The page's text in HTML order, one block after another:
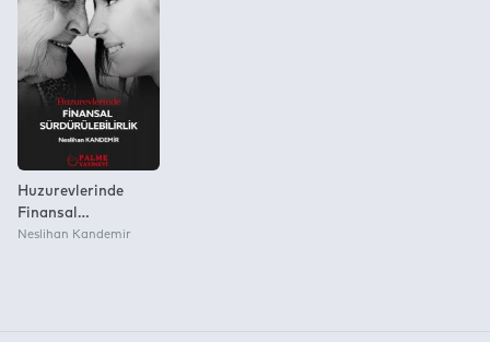
Huzurevlerinde
Finansal
Sürdürülebilirlik
Neslihan Kandemir